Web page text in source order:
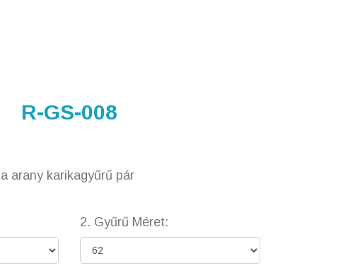
R-GS-008
arany karikagyűrű pár
2. Gyűrű Méret: